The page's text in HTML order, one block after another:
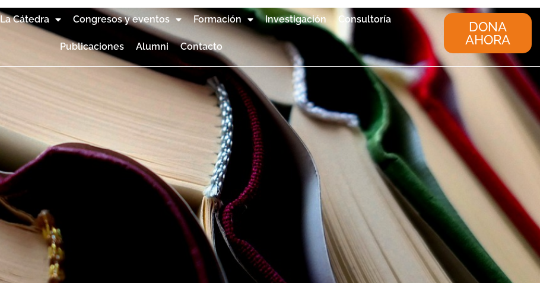
La Cátedra Congresos y eventos Formación Investigación Consultoría
Publicaciones Alumni Contacto
DONA
AHORA